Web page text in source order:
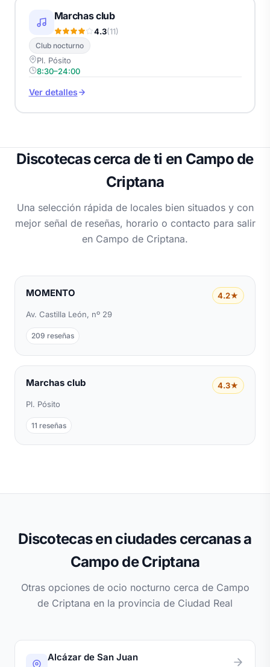
Marchas club
4.3(11)
Club nocturno
Pl. Pósito
8:30–24:00
Ver detalles
Discotecas cerca de ti en Campo de
Criptana
Una selección rápida de locales bien situados y con
mejor señal de reseñas, horario o contacto para salir
en Campo de Criptana.
MOMENTO
4.2★
Av. Castilla León, nº 29
209 reseñas
Marchas club
4.3★
Pl. Pósito
11 reseñas
Discotecas en ciudades cercanas a
Campo de Criptana
Otras opciones de ocio nocturno cerca de Campo
de Criptana en la provincia de Ciudad Real
Alcázar de San Juan